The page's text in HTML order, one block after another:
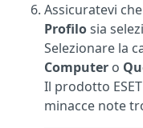
Assicuratevi che
Profilosia
Selezionare la
Computer o
Il prodotto
minacce note